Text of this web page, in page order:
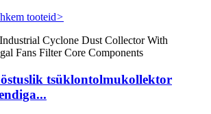
tooteid>
tsüklontolmukollektor